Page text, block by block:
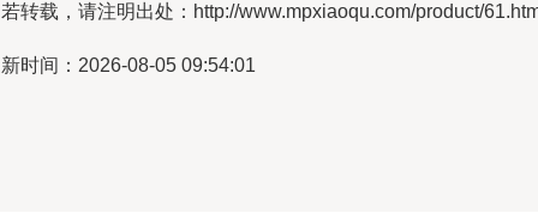
转载，请注明出处：http://www.mpxiaoqu.com/product/
时间：2026-08-05 09:54:01